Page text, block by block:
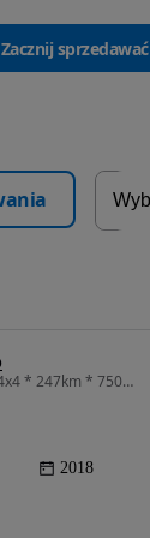
Zacznij sprzedawać
1969 cm3 • 247 KM • Europa !!! Niemcy !!! OKAZJA !!! 2.0 Benzyna * 4x4 * 247km * 75000km !
2018